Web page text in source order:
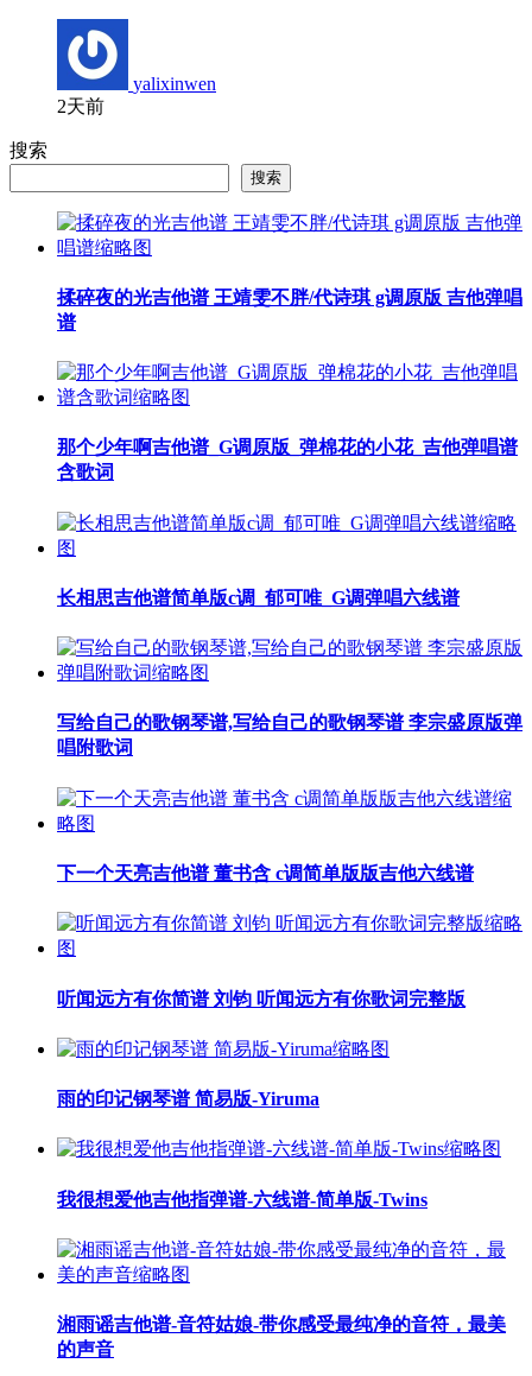
yalixinwen
2天前
搜索
搜索
揉碎夜的光吉他谱 王靖雯不胖/代诗琪 g调原版 吉他弹唱
谱
那个少年啊吉他谱_G调原版_弹棉花的小花_吉他弹唱谱
含歌词
长相思吉他谱简单版c调_郁可唯_G调弹唱六线谱
写给自己的歌钢琴谱,写给自己的歌钢琴谱 李宗盛原版弹
唱附歌词
下一个天亮吉他谱 董书含 c调简单版版吉他六线谱
听闻远方有你简谱 刘钧 听闻远方有你歌词完整版
雨的印记钢琴谱 简易版-Yiruma
我很想爱他吉他指弹谱-六线谱-简单版-Twins
湘雨谣吉他谱-音符姑娘-带你感受最纯净的音符，最美
的声音